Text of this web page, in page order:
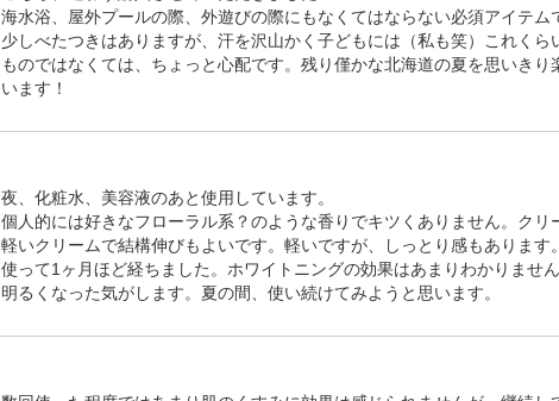
海水浴、屋外プールの際、外遊びの際にもなくてはならない必須アイテム
少しべたつきはありますが、汗を沢山かく子どもには（私も笑）これくら
ものではなくては、ちょっと心配です。残り僅かな北海道の夏を思いきり
います！
夜、化粧水、美容液のあと使用しています。
個人的には好きなフローラル系？のような香りでキツくありません。クリ
軽いクリームで結構伸びもよいです。軽いですが、しっとり感もあります。
使って1ヶ月ほど経ちました。ホワイトニングの効果はあまりわかりませ
明るくなった気がします。夏の間、使い続けてみようと思います。